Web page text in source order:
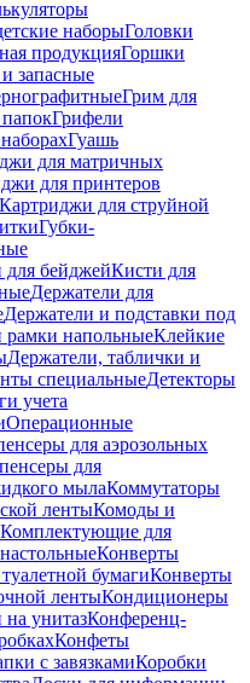
наборыГоловки
продукцияГоршки
запасные
Грим для
Грифели
Гуашь
для матричных
для принтеров
Картриджи для струйной
Губки-
для бейджейКисти для
Держатели для
Держатели и подставки под
рамки напольныеКлейкие
Держатели, таблички и
специальныеДетекторы
учета
Операционные
для аэрозольных
для
мылаКоммутаторы
лентыКомоды и
Комплектующие для
Конверты
бумагиКонверты
лентыКондиционеры
унитазКонференц-
Конфеты
с завязкамиКоробки